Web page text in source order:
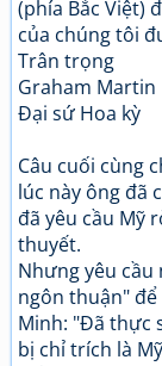
(phía Bắc Việt)
của chúng tôi
Trân trọng
Graham Martin
Đại sứ Hoa kỳ
Câu cuối cùng
lúc này ông đã
đã yêu cầu Mỹ
thuyết.
Nhưng yêu cầu
ngôn thuận"
Minh: "Đã thực
bị chỉ trích là